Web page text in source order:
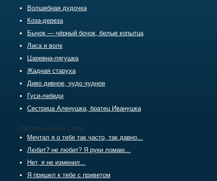
Волшебная дудочка
Коза-дереза
Бычок — чёрный бочок, белые копытца
Лиса и волк
Царевна-лягушка
Жадная старуха
Диво дивное, чудо чудное
Гуси-лебеди
Сестрица Аленушка, братец Иванушка
Рассказы, басни, стихи
Мечтал я о тебе так часто, так давно...
Любит? не любит? Я руки ломаю...
Нет, я не изменил...
Я пришел к тебе с приветом